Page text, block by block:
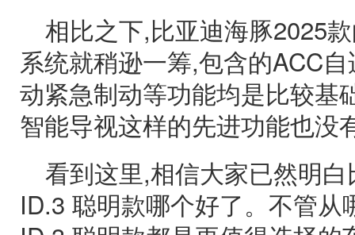
相比之下,比亚迪海豚2025
系统就稍逊一筹,包含的ACC
动紧急制动等功能均是比较基
智能导视这样的先进功能也没
看到这里,相信大家已然明
ID.3 聪明款哪个好了。不管